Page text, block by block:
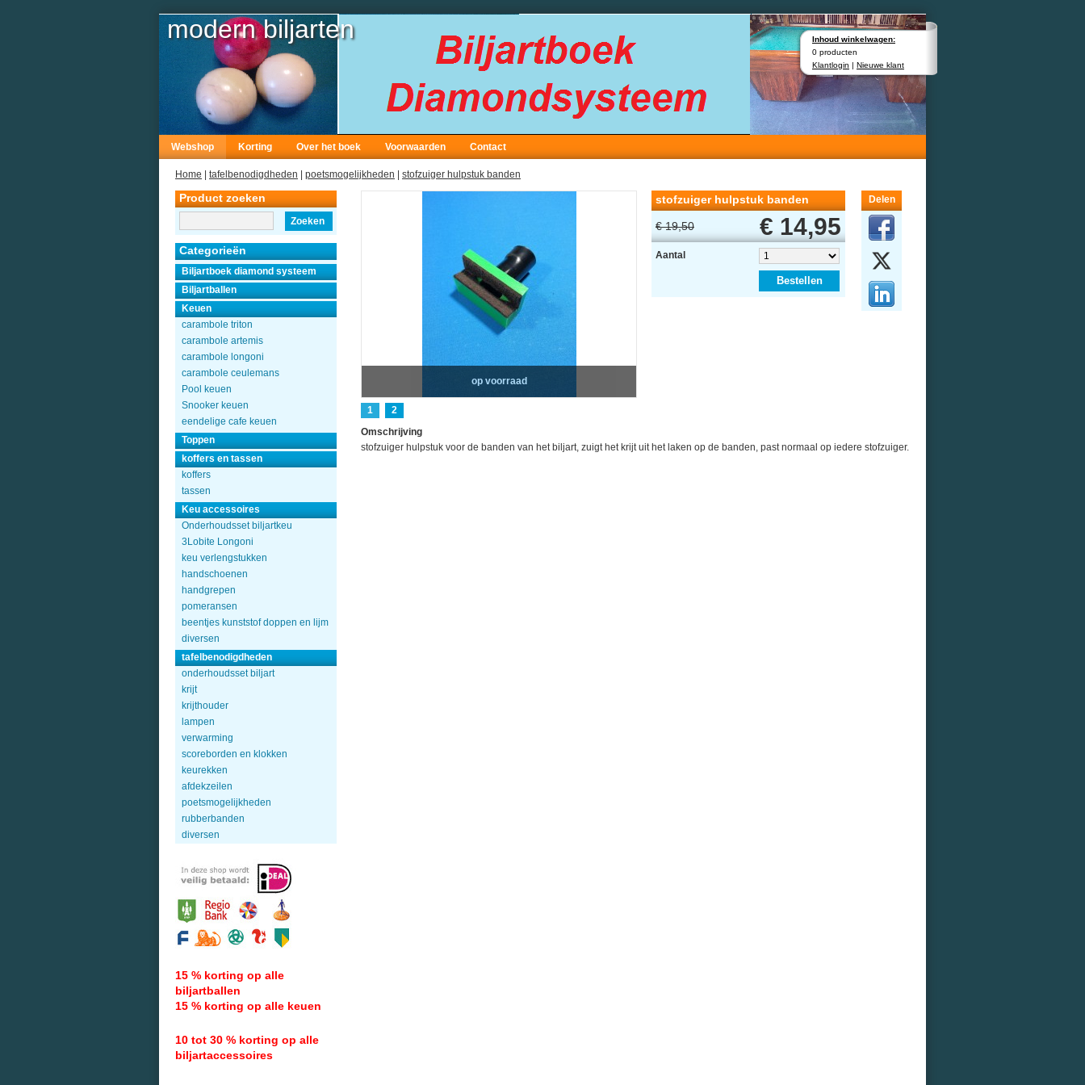
Inhoud winkelwagen:
0 producten
Klantlogin | Nieuwe klant
modern biljarten
Webshop Korting Over het boek Voorwaarden Contact
Home tafelbenodigdheden poetsmogelijkheden stofzuiger hulpstuk banden
Product zoeken
Zoeken
Categorieën
Biljartboek diamond systeem
Biljartballen
Keuen
carambole triton
carambole artemis
carambole longoni
carambole ceulemans
Pool keuen
Snooker keuen
eendelige cafe keuen
Toppen
koffers en tassen
koffers
tassen
Keu accessoires
Onderhoudsset biljartkeu
3Lobite Longoni
keu verlengstukken
handschoenen
handgrepen
pomeransen
beentjes kunststof doppen en lijm
diversen
tafelbenodigdheden
onderhoudsset biljart
krijt
krijthouder
lampen
verwarming
scoreborden en klokken
keurekken
afdekzeilen
poetsmogelijkheden
rubberbanden
diversen
15 % korting op alle
biljartballen
15 % korting op alle keuen
10 tot 30 % korting op alle
biljartaccessoires
op voorraad
1 2
stofzuiger hulpstuk banden
€ 19,50 € 14,95
Aantal
Bestellen
Delen
Omschrijving
stofzuiger hulpstuk voor de banden van het biljart, zuigt het krijt uit het laken op de banden, past normaal op iedere stofzuiger.